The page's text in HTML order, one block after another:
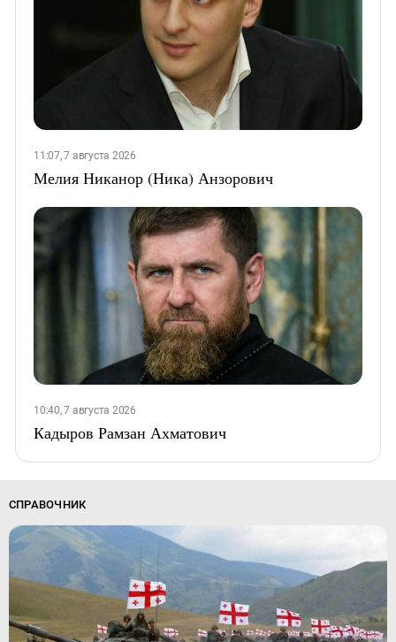
11:07, 7 августа 2026
Мелия Никанор (Ника) Анзорович
10:40, 7 августа 2026
Кадыров Рамзан Ахматович
СПРАВОЧНИК